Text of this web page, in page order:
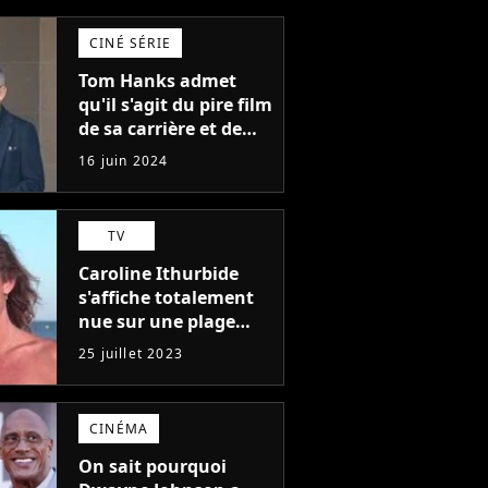
CINÉ SÉRIE
Tom Hanks admet
qu'il s'agit du pire film
de sa carrière et de
l'un des pires de
l'histoire du cinéma :
"L'un des films les
plus médiocres jamais
réalisés"
16 juin 2024
TV
Caroline Ithurbide
s'affiche totalement
nue sur une plage
naturiste : "je ne
pensais pas que
j'arriverais à le
faire..."
25 juillet 2023
CINÉMA
On sait pourquoi